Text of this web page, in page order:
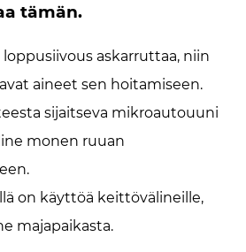
tämän.
loppusiivous askarruttaa, niin
aineet sen hoitamiseen.
sijaitseva mikroautouuni
monen ruuan
on käyttöä keittövälineille,
majapaikasta.